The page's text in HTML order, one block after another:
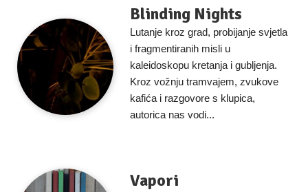
Blinding Nights
Lutanje kroz grad, probijanje svjetla
i fragmentiranih misli u
kaleidoskopu kretanja i gubljenja.
Kroz vožnju tramvajem, zvukove
kafića i razgovore s klupica,
autorica nas vodi...
Vapori